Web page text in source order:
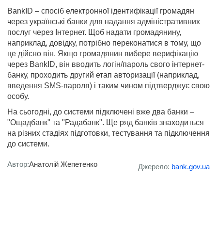
BankID – спосіб електронної ідентифікації громадян
через українські банки для надання адміністративних
послуг через Інтернет. Щоб надати громадянину,
наприклад, довідку, потрібно переконатися в тому, що
це дійсно він. Якщо громадянин вибере верифікацію
через BankID, він вводить логін/пароль свого інтернет-
банку, проходить другий етап авторизації (наприклад,
введення SMS-пароля) і таким чином підтверджує свою
особу.
На сьогодні, до системи підключені вже два банки –
"Ощадбанк" та "Радабанк". Ще ряд банків знаходиться
на різних стадіях підготовки, тестування та підключення
до системи.
Автор:Анатолій Жепетенко Джерело: bank.gov.ua